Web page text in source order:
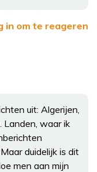
in om te reageren
uit: Algerijen,
Landen, waar ik
duidelijk is dit
men aan mijn